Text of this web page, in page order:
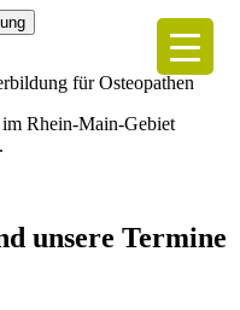
für Osteopathen
unsere Termine